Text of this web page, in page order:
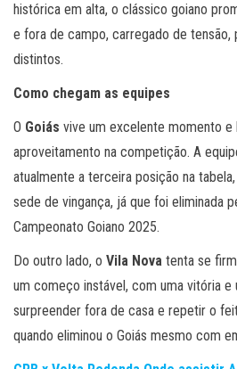
histórica em alta, o clássico goiano
e fora de campo, carregado de tensão,
distintos.
Como chegam as equipes
O Goiás vive um excelente momento e
aproveitamento na competição. A
atualmente a terceira posição na
sede de vingança, já que foi eliminada
Campeonato Goiano 2025.
Do outro lado, o Vila Nova tenta se
um começo instável, com uma vitória
surpreender fora de casa e repetir o
quando eliminou o Goiás mesmo com